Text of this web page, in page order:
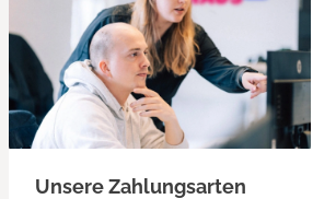
Unsere Zahlungsarten